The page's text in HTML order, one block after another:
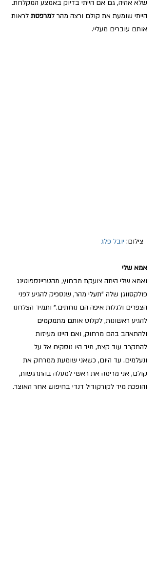
שלא אהיה, גם אם הייתי בדיוק באמצע המקלחת.
הייתי שומעת את קולם ורצה מהר למרפסת לראות
אותם עוברים מעליי.
יובל פלג
אמא שלי
ואמא שלי היתה צועקת מבחוץ, מהטריינספוטינג
פולקסווגן שלה "תעלי מהר, שנספיק להגיע לפני
הצפרים ולגלות איפה הם נוחתים." ותמיד הצלחנו
להגיע ראשונות, לקלוט אותם מתמקמים
ולהתאהב בהם מרחוק, ואם היינו מעיזות
להתקרב עוד קצת, מיד היו נוסקים אל על
ונעלמים. עד היום, כשאני שומעת ממרחק את
קולם, אני מרימה את ראשי למעלה בהתרגשות,
והופכת מיד לקורקודיל דנדי בחיפוש אחר האוצר.